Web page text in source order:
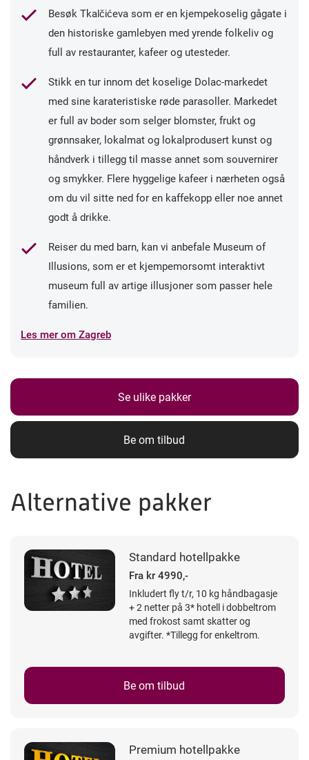
Besøk Tkalčićeva som er en kjempekoselig gågate i
den historiske gamlebyen med yrende folkeliv og
full av restauranter, kafeer og utesteder.
Stikk en tur innom det koselige Dolac-markedet
med sine karateristiske røde parasoller. Markedet
er full av boder som selger blomster, frukt og
grønnsaker, lokalmat og lokalprodusert kunst og
håndverk i tillegg til masse annet som souvernirer
og smykker. Flere hyggelige kafeer i nærheten også
om du vil sitte ned for en kaffekopp eller noe annet
godt å drikke.
Reiser du med barn, kan vi anbefale Museum of
Illusions, som er et kjempemorsomt interaktivt
museum full av artige illusjoner som passer hele
familien.
Les mer om Zagreb
Se ulike pakker
Be om tilbud
Alternative pakker
Standard hotellpakke
Fra kr 4990,-
Inkludert fly t/r, 10 kg håndbagasje
+ 2 netter på 3* hotell i dobbeltrom
med frokost samt skatter og
avgifter. *Tillegg for enkeltrom.
Be om tilbud
Premium hotellpakke